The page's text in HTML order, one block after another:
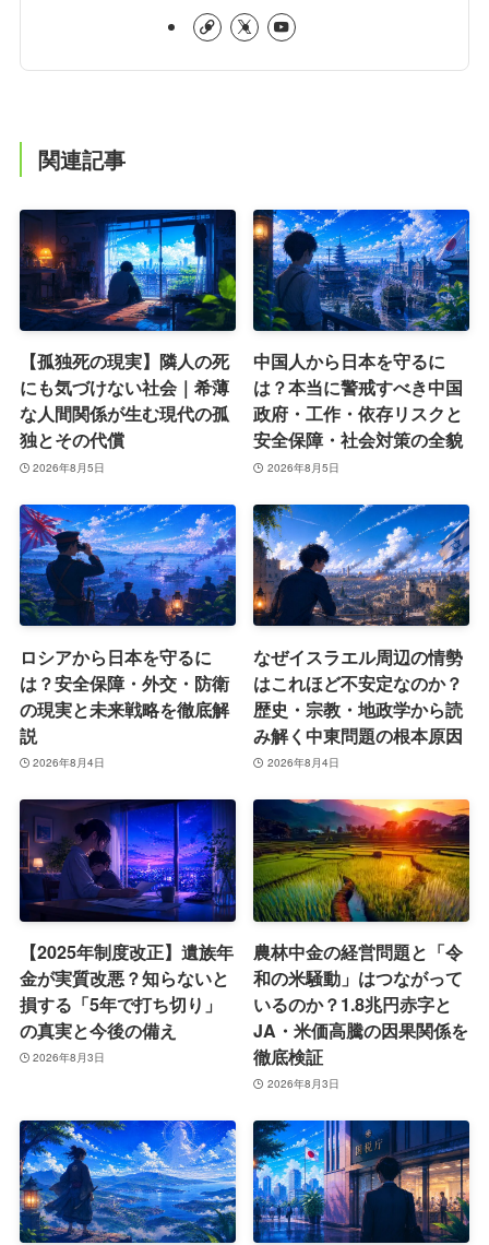
関連記事
【孤独死の現実】隣人の死
にも気づけない社会｜希薄
な人間関係が生む現代の孤
独とその代償
2026年8月5日
中国人から日本を守るに
は？本当に警戒すべき中国
政府・工作・依存リスクと
安全保障・社会対策の全貌
2026年8月5日
ロシアから日本を守るに
は？安全保障・外交・防衛
の現実と未来戦略を徹底解
説
2026年8月4日
なぜイスラエル周辺の情勢
はこれほど不安定なのか？
歴史・宗教・地政学から読
み解く中東問題の根本原因
2026年8月4日
【2025年制度改正】遺族年
金が実質改悪？知らないと
損する「5年で打ち切り」
の真実と今後の備え
2026年8月3日
農林中金の経営問題と「令
和の米騒動」はつながって
いるのか？1.8兆円赤字と
JA・米価高騰の因果関係を
徹底検証
2026年8月3日